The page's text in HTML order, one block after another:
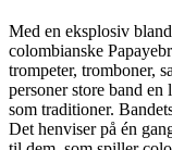
Med en eksplosiv
colombianske
trompeter, tromboner,
personer store band
som traditioner.
Det henviser på én